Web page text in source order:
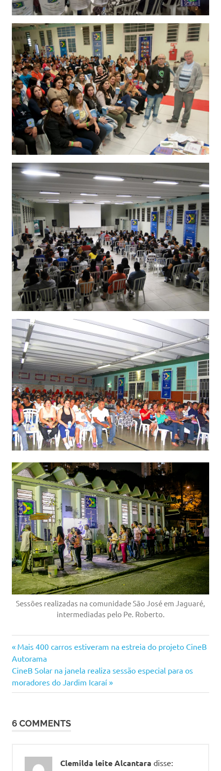
Sessões realizadas na comunidade São José em Jaguaré,
intermediadas pelo Pe. Roberto.
Navegação
de
Post
Previous
Post:
Mais 400 carros estiveram na estreia do projeto CineB
Autorama
Next
Post:
CineB Solar na janela realiza sessão especial para os
moradores do Jardim Icaraí
6 COMMENTS
Clemilda leite Alcantara disse: